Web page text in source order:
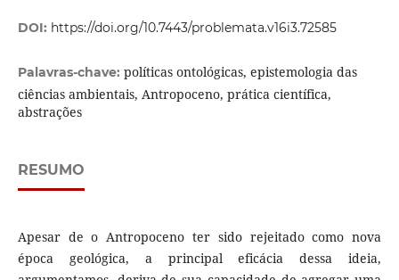
DOI: https://doi.org/10.7443/problemata.v16i3.72585
Palavras-chave: políticas ontológicas, epistemologia das
ciências ambientais, Antropoceno, prática científica,
abstrações
RESUMO
Apesar de o Antropoceno ter sido rejeitado como nova
época geológica, a principal eficácia dessa ideia,